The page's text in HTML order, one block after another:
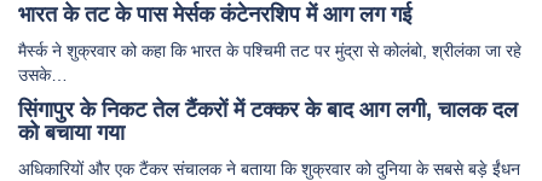
भारत के तट के पास मेर्सक कंटेनरशिप में आग लग गई
मैर्स्क ने शुक्रवार को कहा कि भारत के पश्चिमी तट पर मुंद्रा से कोलंबो, श्रीलंका जा रहे
उसके…
सिंगापुर के निकट तेल टैंकरों में टक्कर के बाद आग लगी, चालक दल
को बचाया गया
अधिकारियों और एक टैंकर संचालक ने बताया कि शुक्रवार को दुनिया के सबसे बड़े ईंधन